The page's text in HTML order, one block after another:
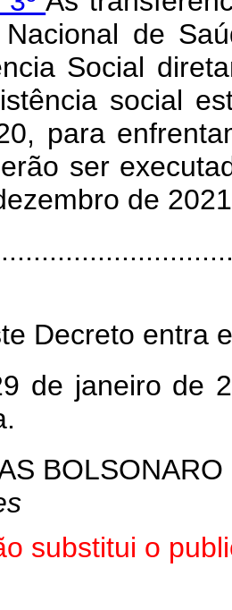
Nacional de
Social
social
para
ser
de
Decreto entra
de janeiro de
BOLSONARO
substitui o